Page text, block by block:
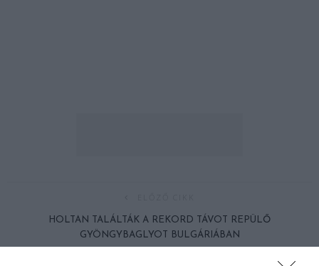
HOLTAN TALÁLTÁK A REKORD TÁVOT REPÜLŐ
GYÖNGYBAGLYOT BULGÁRIÁBAN